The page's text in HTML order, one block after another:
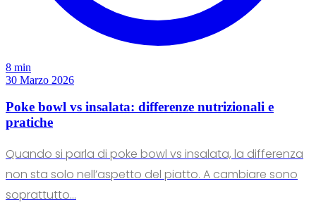
8 min
30 Marzo 2026
Poke bowl vs insalata: differenze nutrizionali e
pratiche
Quando si parla di poke bowl vs insalata, la differenza
non sta solo nell’aspetto del piatto. A cambiare sono
soprattutto...